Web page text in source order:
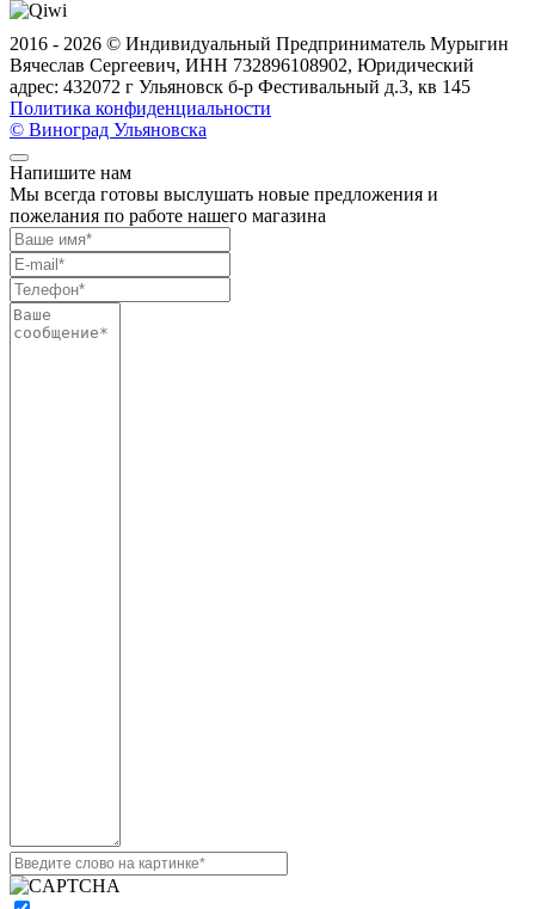
2016 - 2026 © Индивидуальный Предприниматель Мурыгин
Вячеслав Сергеевич, ИНН 732896108902, Юридический
адрес: 432072 г Ульяновск б-р Фестивальный д.3, кв 145
Политика конфиденциальности
© Виноград Ульяновска
Напишите нам
Мы всегда готовы выслушать новые предложения и
пожелания по работе нашего магазина